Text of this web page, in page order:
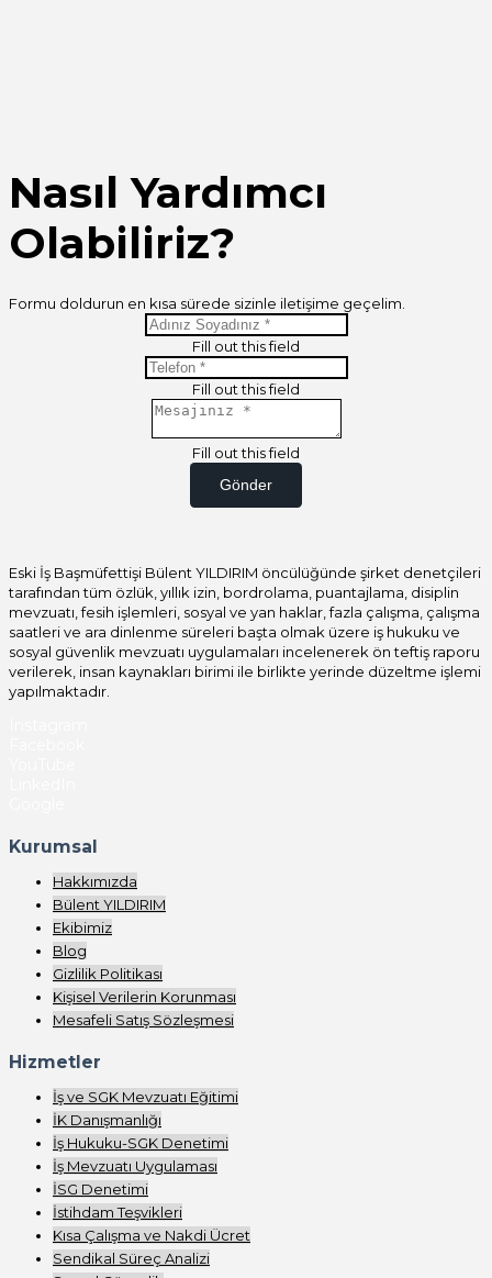
Nasıl Yardımcı
Olabiliriz?
Formu doldurun en kısa sürede sizinle iletişime geçelim.
Fill out this field
Fill out this field
Fill out this field
Gönder
Eski İş Başmüfettişi Bülent YILDIRIM öncülüğünde şirket denetçileri
tarafından tüm özlük, yıllık izin, bordrolama, puantajlama, disiplin
mevzuatı, fesih işlemleri, sosyal ve yan haklar, fazla çalışma, çalışma
saatleri ve ara dinlenme süreleri başta olmak üzere iş hukuku ve
sosyal güvenlik mevzuatı uygulamaları incelenerek ön teftiş raporu
verilerek, insan kaynakları birimi ile birlikte yerinde düzeltme işlemi
yapılmaktadır.
Kurumsal
Hakkımızda
Bülent YILDIRIM
Ekibimiz
Blog
Gizlilik Politikası
Kişisel Verilerin Korunması
Mesafeli Satış Sözleşmesi
Hizmetler
İş ve SGK Mevzuatı Eğitimi
İK Danışmanlığı
İş Hukuku-SGK Denetimi
İş Mevzuatı Uygulaması
İSG Denetimi
İstihdam Teşvikleri
Kısa Çalışma ve Nakdi Ücret
Sendikal Süreç Analizi